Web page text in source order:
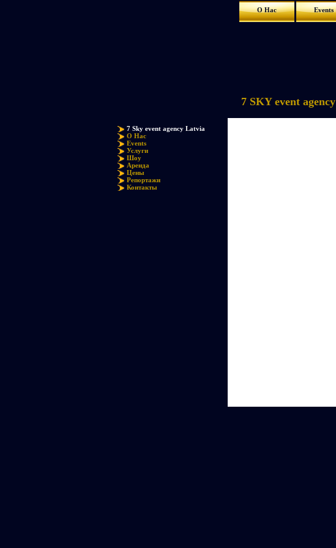
О Нас Events
7 Sky event agency Latvia
О Нас
Events
Услуги
Шоу
Аренда
Цены
Репортажи
Контакты
7 SKY event agency